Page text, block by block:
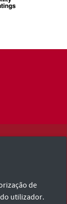
de
utilizador.